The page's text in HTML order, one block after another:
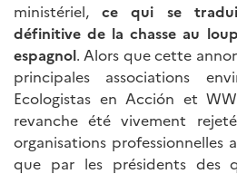
ministériel,ce qui se
définitive de la chasse au
espagnol. Alors que cette
principales associations
Ecologistas en Acción et
revanche été vivement
organisations professionnelles
que par les présidents des